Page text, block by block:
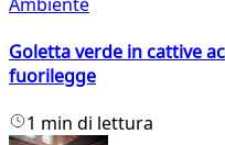
Goletta verde in cattive
fuorilegge
1 min di lettura